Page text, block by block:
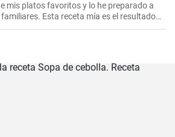
mis platos favoritos y lo he preparado a
Esta receta mía es el resultado
y personalización. Lo sorprendente es
filete de salmón fresco se marina en un